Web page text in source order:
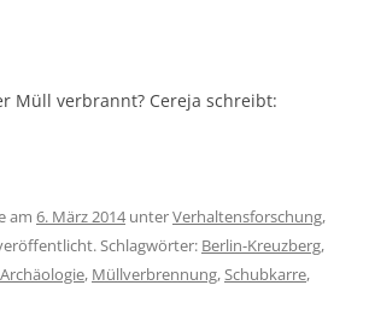
Müll verbrannt? Cereja schreibt:
am 6. März 2014unterVerhaltensforschung,
Schlagwörter: Berlin-Kreuzberg,
, Müllverbrennung,Schubkarre,